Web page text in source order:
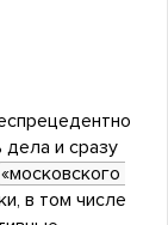
и сразу
«московского
в том числе